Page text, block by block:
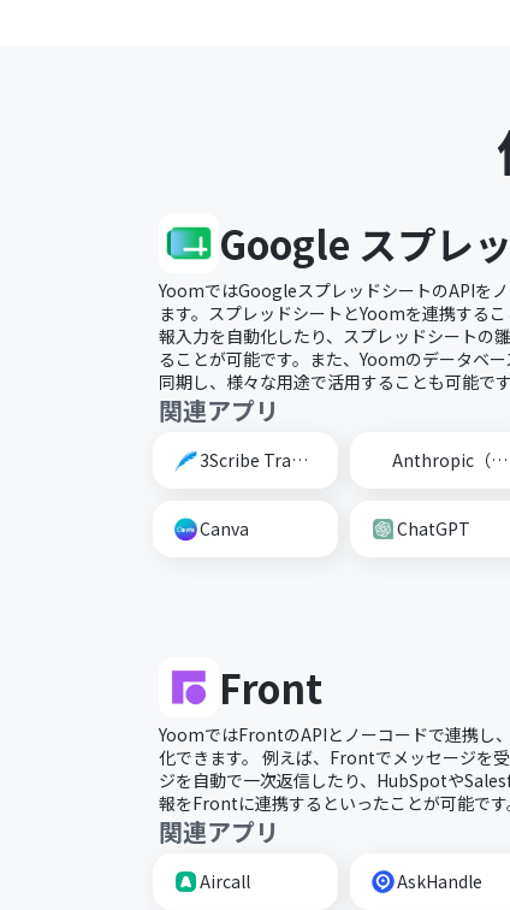
Google スプレ
YoomではGoogleスプレッドシートのAPIを
ます。スプレッドシートとYoomを連携する
報入力を自動化したり、スプレッドシートの
ることが可能です。また、Yoomのデータベ
同期し、様々な用途で活用することも可能です
関連アプリ
3Scribe Transcription Anthropic（Claude）
Canva ChatGPT
Front
YoomではFrontのAPIとノーコードで連携し
化できます。 例えば、Frontでメッセージを
ジを自動で一次返信したり、HubSpotや
報をFrontに連携するといったことが可能です
関連アプリ
Aircall AskHandle